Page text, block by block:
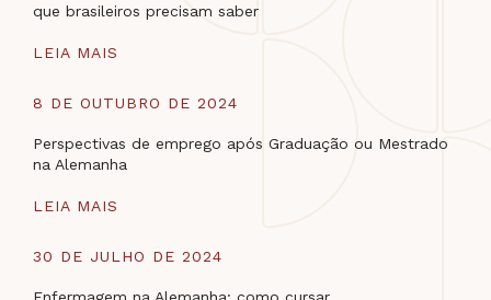
que brasileiros precisam saber
LEIA MAIS
8 DE OUTUBRO DE 2024
Perspectivas de emprego após Graduação ou Mestrado
na Alemanha
LEIA MAIS
30 DE JULHO DE 2024